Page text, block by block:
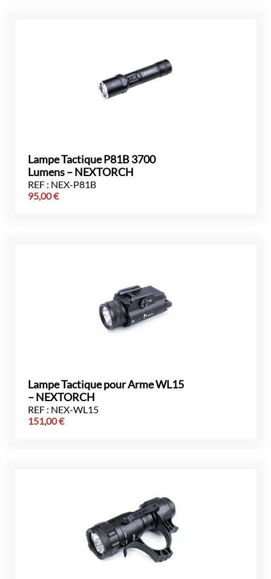
Lampe Tactique P81B 3700
Lumens – NEXTORCH
REF : NEX-P81B
95,00€
Lampe Tactique pour Arme WL15
– NEXTORCH
REF : NEX-WL15
151,00€